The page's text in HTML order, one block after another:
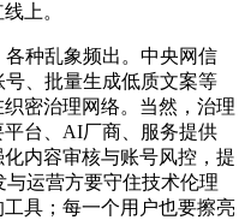
上。
种乱象频出。中央网信
、批量生成低质文案等
密治理网络。当然，治理
台、AI厂商、服务提供
内容审核与账号风控，提
运营方要守住技术伦理
具；每一个用户也要擦亮